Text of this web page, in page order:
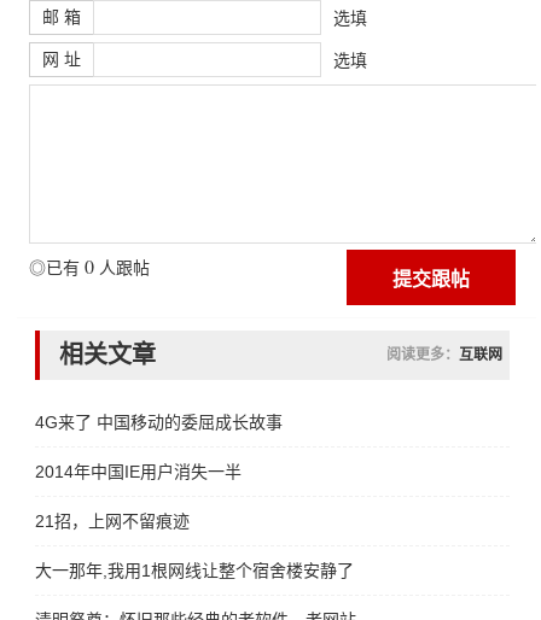
邮 箱 选填
网 址 选填
◎已有 0 人跟帖
相关文章 阅读更多： 互联网
4G来了 中国移动的委屈成长故事
2014年中国IE用户消失一半
21招，上网不留痕迹
大一那年,我用1根网线让整个宿舍楼安静了